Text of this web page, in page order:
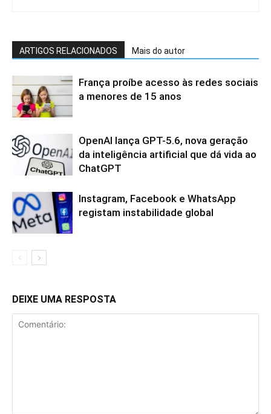
ARTIGOS RELACIONADOS Mais do autor
França proíbe acesso às redes sociais
a menores de 15 anos
OpenAI lança GPT-5.6, nova geração
da inteligência artificial que dá vida ao
ChatGPT
Instagram, Facebook e WhatsApp
registam instabilidade global
DEIXE UMA RESPOSTA